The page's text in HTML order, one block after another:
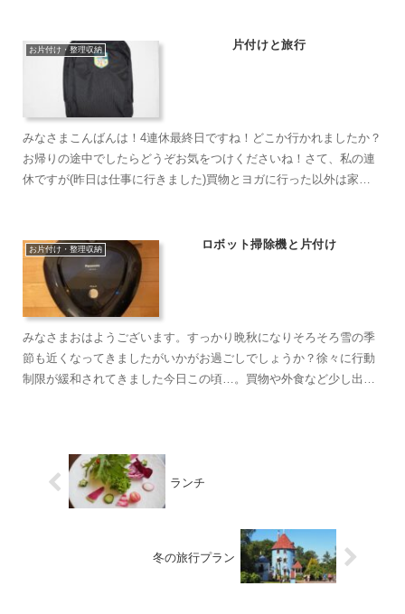
お片付け・整理収納 片付けと旅行
みなさまこんばんは！4連休最終日ですね！どこか行かれましたか？
お帰りの途中でしたらどうぞお気をつけくださいね！さて、私の連
休ですが(昨日は仕事に行きました)買物とヨガに行った以外は家で
お片付け・整理収納 ロボット掃除機と片付け
みなさまおはようございます。すっかり晩秋になりそろそろ雪の季
節も近くなってきましたがいかがお過ごしでしょうか？徐々に行動
制限が緩和されてきました今日この頃…。買物や外食など少し出か
ランチ
冬の旅行プラン